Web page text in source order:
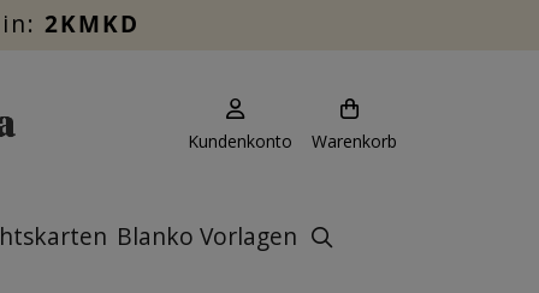
2KMKD
Kundenkonto Warenkorb
Blanko Vorlagen